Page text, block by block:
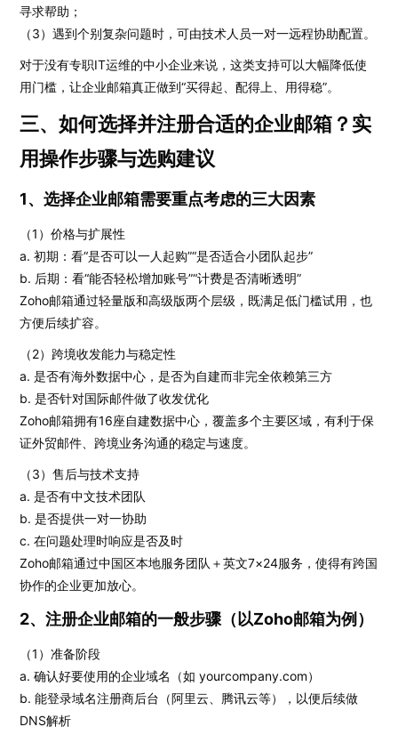
寻求帮助；
（3）遇到个别复杂问题时，可由技术人员一对一远程协助配置。
对于没有专职IT运维的中小企业来说，这类支持可以大幅降低使
用门槛，让企业邮箱真正做到“买得起、配得上、用得稳”。
三、如何选择并注册合适的企业邮箱？实
用操作步骤与选购建议
1、选择企业邮箱需要重点考虑的三大因素
（1）价格与扩展性
a. 初期：看“是否可以一人起购”“是否适合小团队起步”
b. 后期：看“能否轻松增加账号”“计费是否清晰透明”
Zoho邮箱通过轻量版和高级版两个层级，既满足低门槛试用，也
方便后续扩容。
（2）跨境收发能力与稳定性
a. 是否有海外数据中心，是否为自建而非完全依赖第三方
b. 是否针对国际邮件做了收发优化
Zoho邮箱拥有16座自建数据中心，覆盖多个主要区域，有利于保
证外贸邮件、跨境业务沟通的稳定与速度。
（3）售后与技术支持
a. 是否有中文技术团队
b. 是否提供一对一协助
c. 在问题处理时响应是否及时
Zoho邮箱通过中国区本地服务团队＋英文7×24服务，使得有跨国
协作的企业更加放心。
2、注册企业邮箱的一般步骤（以Zoho邮箱为例）
（1）准备阶段
a. 确认好要使用的企业域名（如 yourcompany.com）
b. 能登录域名注册商后台（阿里云、腾讯云等），以便后续做
DNS解析